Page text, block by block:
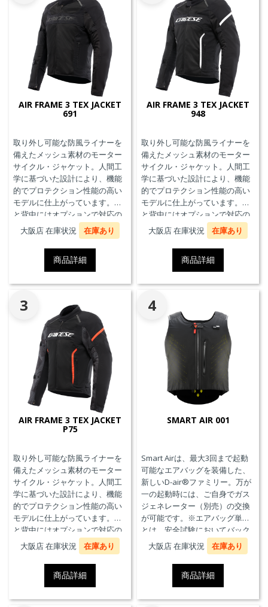
AIR FRAME 3 TEX JACKET
691
取り外し可能な防風ライナーを
備えたメッシュ素材のモーター
サイクル・ジャケット。人間工
学に基づいた設計により、機能
的でプロテクション性能の高い
モデルに仕上がっています。胸
と背中にはオプションで対応の
プロテクターを装着することが
できます。また、防水の内ポケ
ット、EN17092クラスA認証、パ
ンツと接続可能なファスナーを
備えています。
大阪店 在庫状況 在庫あり
商品詳細
AIR FRAME 3 TEX JACKET
948
取り外し可能な防風ライナーを
備えたメッシュ素材のモーター
サイクル・ジャケット。人間工
学に基づいた設計により、機能
的でプロテクション性能の高い
モデルに仕上がっています。胸
と背中にはオプションで対応の
プロテクターを装着することが
できます。また、防水の内ポケ
ット、EN17092クラスA認証、パ
ンツと接続可能なファスナーを
備えています。
大阪店 在庫状況 在庫あり
商品詳細
3
AIR FRAME 3 TEX JACKET
P75
取り外し可能な防風ライナーを
備えたメッシュ素材のモーター
サイクル・ジャケット。人間工
学に基づいた設計により、機能
的でプロテクション性能の高い
モデルに仕上がっています。胸
と背中にはオプションで対応の
プロテクターを装着することが
できます。また、防水の内ポケ
ット、EN17092クラスA認証、パ
ンツと接続可能なファスナーを
備えています。
大阪店 在庫状況 在庫あり
商品詳細
4
SMART AIR 001
Smart Airは、最大3回まで起動
可能なエアバッグを装備した、
新しいD-air®ファミリー。万が
一の起動時には、ご自身でガス
ジェネレーター（別売）の交換
が可能です。※エアバッグ単体
とは、安全試験においてバック
プロテクターとの併用を必要と
せず、エアバッグことを指しま
大阪店 在庫状況 在庫あり
商品詳細